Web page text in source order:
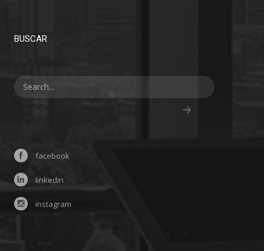
BUSCAR
facebook
linkedin
instagram